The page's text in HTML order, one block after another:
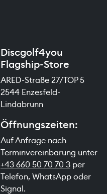
Discgolf4you
Flagship-Store
ARED-Straße 27/TOP 5
2544 Enzesfeld-
Lindabrunn
Öffnungszeiten:
Auf Anfrage nach
Terminvereinbarung unter
+43 660 50 70 70 3 per
Telefon, WhatsApp oder
Signal.